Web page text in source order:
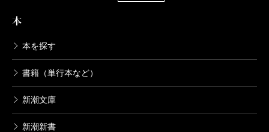
本
本を探す
書籍（単行本など）
新潮文庫
新潮新書